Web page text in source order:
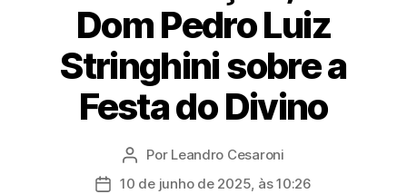
Dom Pedro Luiz
Stringhini sobre a
Festa do Divino
Autor
do
Por Leandro Cesaroni
Data10 de junho de 2025, às 10:26